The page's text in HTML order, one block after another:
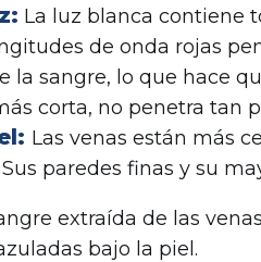
La luz blanca contiene
de onda rojas
la sangre, lo que hace
corta, no penetra tan
Las venas están más
Sus paredes finas y su
extraída de las
bajo la piel.